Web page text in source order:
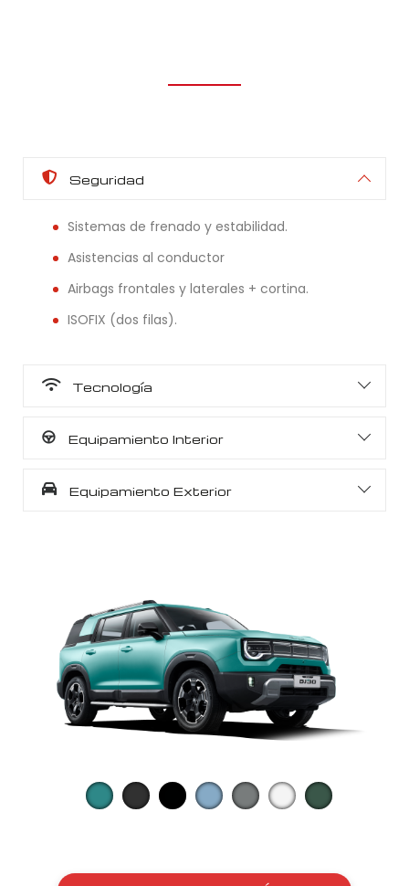
Seguridad
Sistemas de frenado y estabilidad.
Asistencias al conductor
Airbags frontales y laterales + cortina.
ISOFIX (dos filas).
Tecnología
Equipamiento Interior
Equipamiento Exterior